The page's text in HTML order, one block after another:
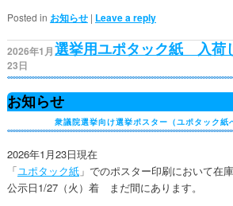
Posted in お知らせ | Leave a reply
選挙用ユポタック紙 入荷
2026年1月
23日
お知らせ
衆議院選挙向け選挙ポスター（ユポタック紙
2026年1月23日現在
「ユポタック紙」でのポスター印刷において在
公示日1/27（火）着 まだ間にあります。